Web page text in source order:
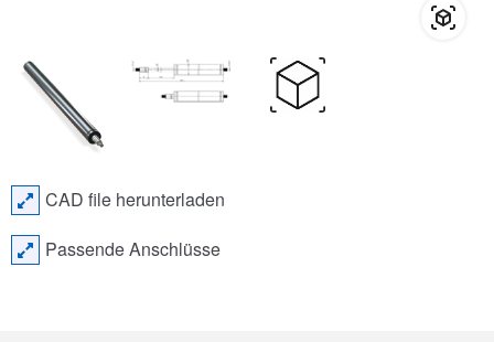
CAD file herunterladen
Passende Anschlüsse